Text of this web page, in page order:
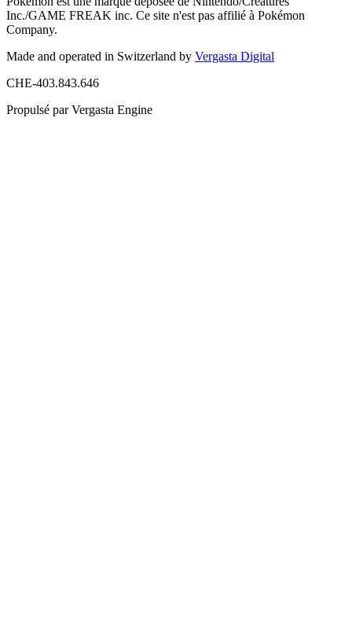
Inc./GAME FREAK inc. Ce site n'est pas affilié à Pokémon
Company.
Made and operated in Switzerland by Vergasta Digital
CHE-403.843.646
Propulsé par Vergasta Engine